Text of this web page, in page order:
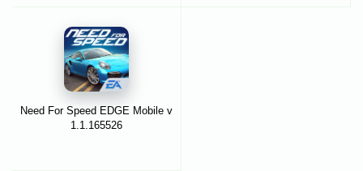
Need For Speed EDGE Mobile v
1.1.165526